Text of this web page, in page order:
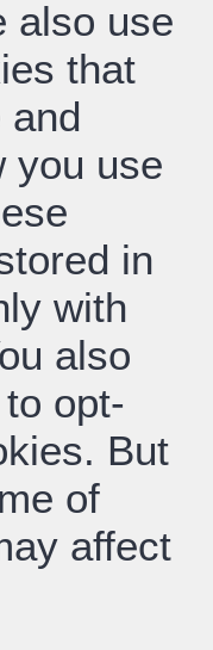
also use
that
and
you use
in
with
also
opt-
But
of
affect